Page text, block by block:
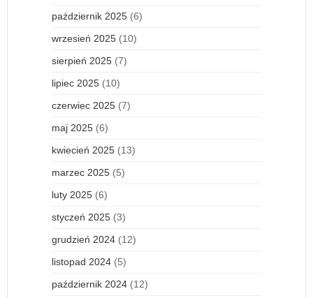
październik 2025 (6)
wrzesień 2025 (10)
sierpień 2025 (7)
lipiec 2025 (10)
czerwiec 2025 (7)
maj 2025 (6)
kwiecień 2025 (13)
marzec 2025 (5)
luty 2025 (6)
styczeń 2025 (3)
grudzień 2024 (12)
listopad 2024 (5)
październik 2024 (12)